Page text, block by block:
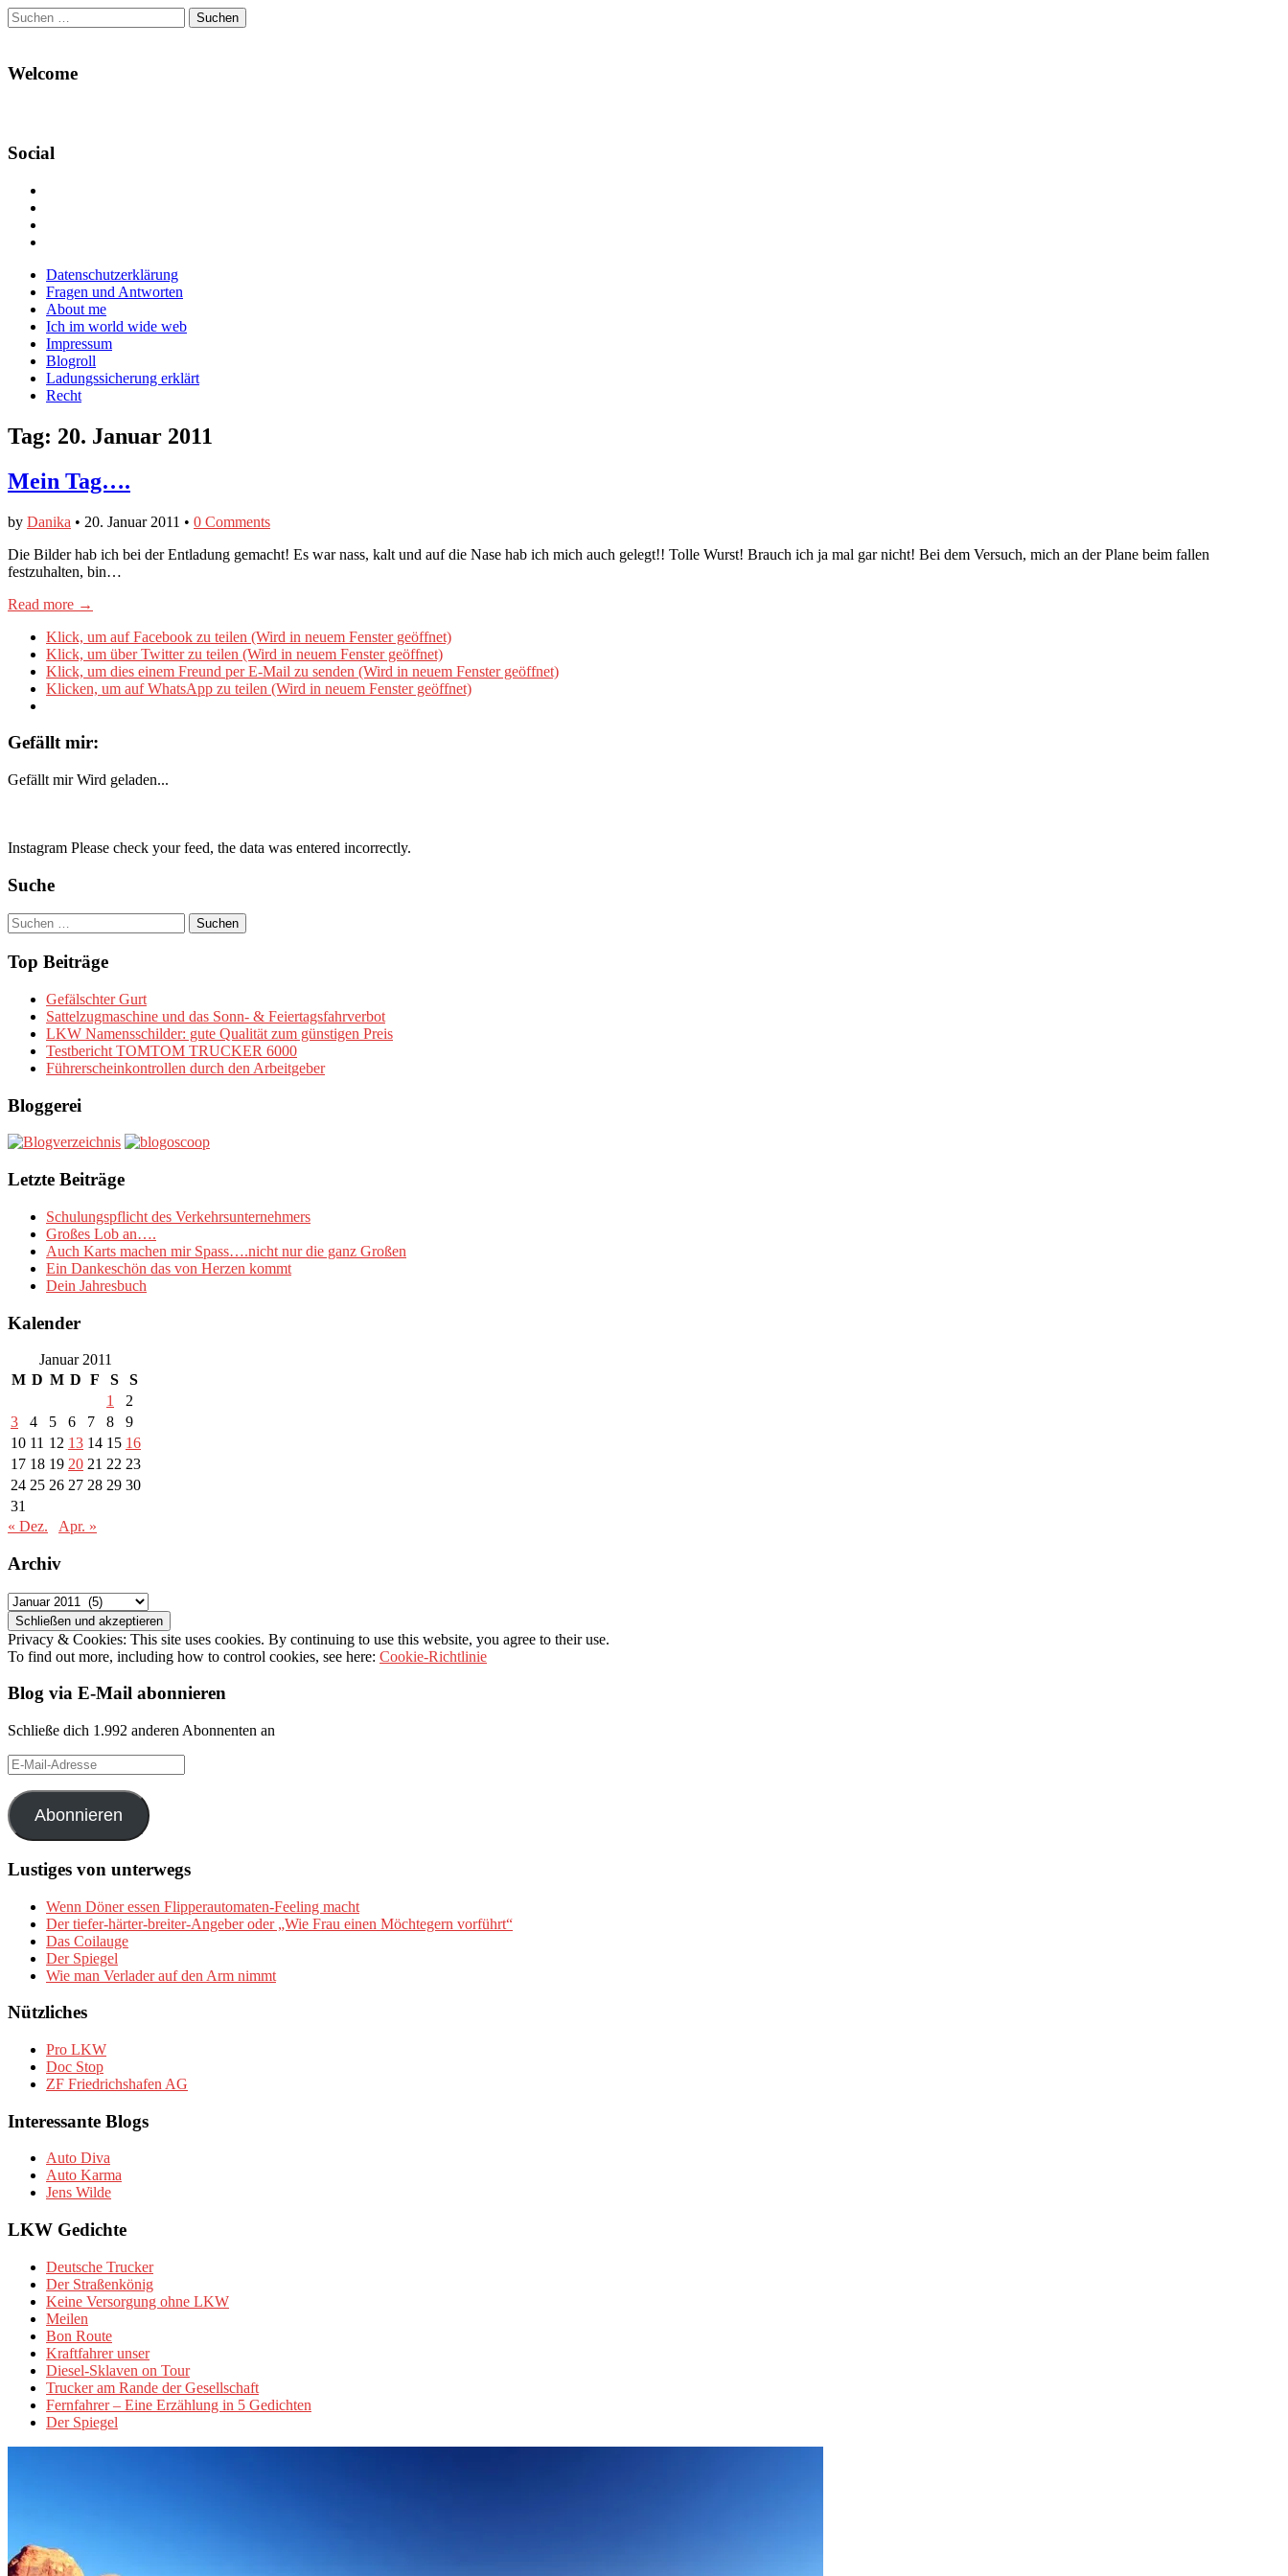
Suchen
nach:
Welcome
Social
Facebook
anzeigen
Twitter
anzeigen
auf
Instagram
anzeigen
Main
menu
Skip
content
Datenschutzerklärung
Fragen und Antworten
About me
Ich im world wide web
Impressum
Blogroll
Ladungssicherung erklärt
Recht
Tag: 20. Januar 2011
Mein Tag….
by Danika • 20. Januar 2011 • 0 Comments
Die Bilder hab ich bei der Entladung gemacht! Es war nass, kalt und auf die Nase hab ich mich auch gelegt!! Tolle Wurst! Brauch ich ja mal gar nicht! Bei dem Versuch, mich an der Plane beim fallen
festzuhalten, bin…
Read more →
Klick, um auf Facebook zu teilen (Wird in neuem Fenster geöffnet)
Klick, um über Twitter zu teilen (Wird in neuem Fenster geöffnet)
Klick, um dies einem Freund per E-Mail zu senden (Wird in neuem Fenster geöffnet)
Klicken, um auf WhatsApp zu teilen (Wird in neuem Fenster geöffnet)
Gefällt mir:
Gefällt mir Wird geladen...
Instagram Please check your feed, the data was entered incorrectly.
Suche
Suchen
nach:
Top Beiträge
Gefälschter Gurt
Sattelzugmaschine und das Sonn- & Feiertagsfahrverbot
LKW Namensschilder: gute Qualität zum günstigen Preis
Testbericht TOMTOM TRUCKER 6000
Führerscheinkontrollen durch den Arbeitgeber
Bloggerei
Letzte Beiträge
Schulungspflicht des Verkehrsunternehmers
Großes Lob an….
Auch Karts machen mir Spass….nicht nur die ganz Großen
Ein Dankeschön das von Herzen kommt
Dein Jahresbuch
Kalender
Januar 2011
M D M D F S
S
1
2
3
4 5 6 7 8
9
10 11 12 13 14 15 16
17 18 19 20 21 22 23
24 25 26 27 28 29 30
31
« Dez.
Apr. »
Archiv
Archiv
Privacy & Cookies: This site uses cookies. By continuing to use this website, you agree to their use.
To find out more, including how to control cookies, see here: Cookie-Richtlinie
Blog via E-Mail abonnieren
Schließe dich 1.992 anderen Abonnenten an
E-
Mail-
Adresse
Abonnieren
Lustiges von unterwegs
Wenn Döner essen Flipperautomaten-Feeling macht
Der tiefer-härter-breiter-Angeber oder „Wie Frau einen Möchtegern vorführt“
Das Coilauge
Der Spiegel
Wie man Verlader auf den Arm nimmt
Nützliches
Pro LKW
Doc Stop
ZF Friedrichshafen AG
Interessante Blogs
Auto Diva
Auto Karma
Jens Wilde
LKW Gedichte
Deutsche Trucker
Der Straßenkönig
Keine Versorgung ohne LKW
Meilen
Bon Route
Kraftfahrer unser
Diesel-Sklaven on Tour
Trucker am Rande der Gesellschaft
Fernfahrer – Eine Erzählung in 5 Gedichten
Der Spiegel